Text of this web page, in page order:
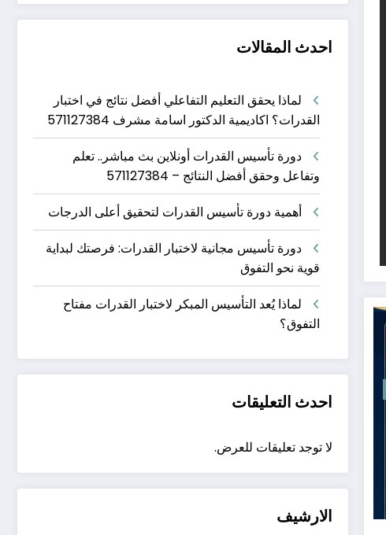
احدث المقالات
لماذا يحقق التعليم التفاعلي أفضل نتائج في اختبار
القدرات؟ اكاديمية الدكتور اسامة مشرف 571127384
دورة تأسيس القدرات أونلاين بث مباشر.. تعلم
وتفاعل وحقق أفضل النتائج – 571127384
أهمية دورة تأسيس القدرات لتحقيق أعلى الدرجات
دورة تأسيس مجانية لاختبار القدرات: فرصتك لبداية
قوية نحو التفوق
لماذا يُعد التأسيس المبكر لاختبار القدرات مفتاح
التفوق؟
احدث التعليقات
لا توجد تعليقات للعرض.
الارشيف